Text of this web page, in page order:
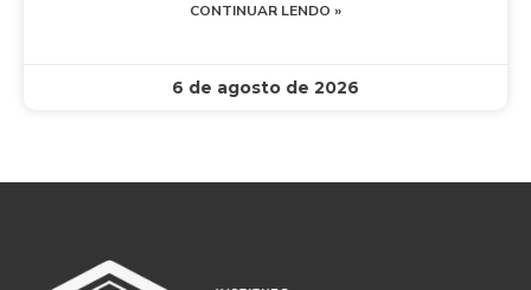
CONTINUAR LENDO »
6 de agosto de 2026